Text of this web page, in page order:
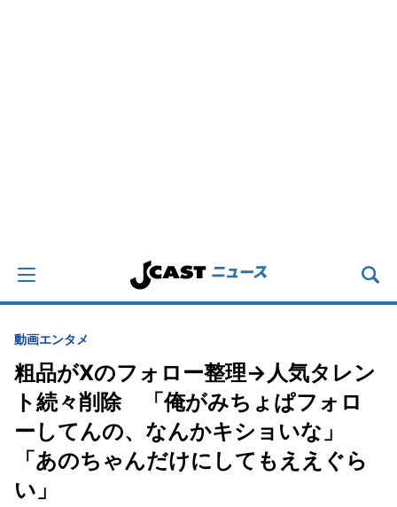
動画エンタメ
粗品がXのフォロー整理→人気タレン
ト続々削除 「俺がみちょぱフォロ
ーしてんの、なんかキショいな」
「あのちゃんだけにしてもええぐら
い」